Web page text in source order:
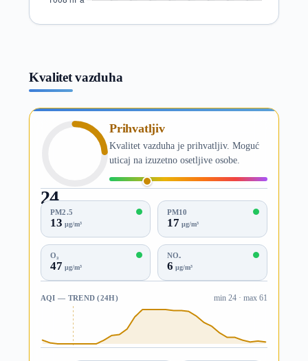
Kvalitet vazduha
24
AQI
Prihvatljiv
Kvalitet vazduha je prihvatljiv. Moguć
uticaj na izuzetno osetljive osobe.
PM2.5
13 µg/m³
PM10
17 µg/m³
O₃
47 µg/m³
NO₂
6 µg/m³
AQI — TREND (24H) min 24 · max 61